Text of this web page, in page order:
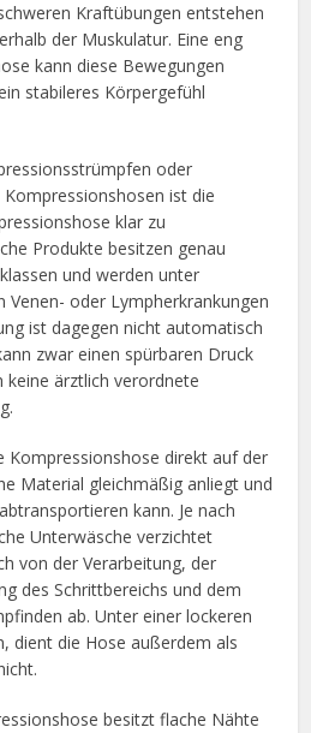
Kraftübungen entstehen
der Muskulatur. Eine eng
kann diese Bewegungen
stabileres Körpergefühl
oder
ist die
klar zu
Produkte besitzen genau
und werden unter
oder Lympherkrankungen
ist dagegen nicht automatisch
zwar einen spürbaren Druck
ärztlich verordnete
Kompressionshose direkt auf der
Material gleichmäßig anliegt und
kann. Je nach
Unterwäsche verzichtet
von der Verarbeitung, der
des Schrittbereichs und dem
ab. Unter einer lockeren
dient die Hose außerdem als
besitzt flache Nähte